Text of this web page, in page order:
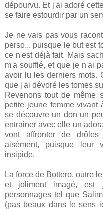
dépourvu. Et j'ai adoré
se faire estourdir par un
Je ne vais pas vous
perso... puisque le but est
ce n'est déjà fait. Mais
m'a soufflé, et que je n'ai
avoir lu les derniers mots.
que j'ai dévoré les tomes
Revenons tout de même
petite jeune femme vivant
se découvre un don un
entrainer avec elle un
vont affronter de
aisément, puisque leur
insipide.
La force de Bottero, outre
et joliment imagé, est
personnages tel que
(pas beaux dans le sens